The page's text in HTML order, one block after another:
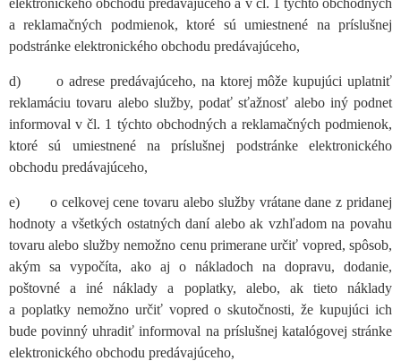
elektronického obchodu predávajúceho a v čl. 1 týchto obchodných
a reklamačných podmienok, ktoré sú umiestnené na príslušnej
podstránke elektronického obchodu predávajúceho,
d) o adrese predávajúceho, na ktorej môže kupujúci uplatniť
reklamáciu tovaru alebo služby, podať sťažnosť alebo iný podnet
informoval v čl. 1 týchto obchodných a reklamačných podmienok,
ktoré sú umiestnené na príslušnej podstránke elektronického
obchodu predávajúceho,
e) o celkovej cene tovaru alebo služby vrátane dane z pridanej
hodnoty a všetkých ostatných daní alebo ak vzhľadom na povahu
tovaru alebo služby nemožno cenu primerane určiť vopred, spôsob,
akým sa vypočíta, ako aj o nákladoch na dopravu, dodanie,
poštovné a iné náklady a poplatky, alebo, ak tieto náklady
a poplatky nemožno určiť vopred o skutočnosti, že kupujúci ich
bude povinný uhradiť informoval na príslušnej katalógovej stránke
elektronického obchodu predávajúceho,